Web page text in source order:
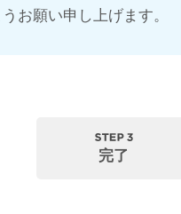
お願い申し上げます。
完了